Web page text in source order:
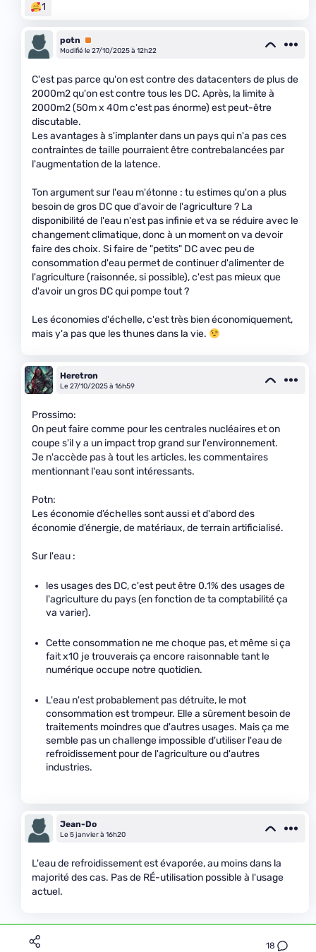
18
1
potn
Premium
Modifié le 27/10/2025 à 12h22
C'est pas parce qu'on est contre des datacenters de plus de
2000m2 qu'on est contre tous les DC. Après, la limite à
2000m2 (50m x 40m c'est pas énorme) est peut-être
discutable.
Les avantages à s'implanter dans un pays qui n'a pas ces
contraintes de taille pourraient être contrebalancées par
l'augmentation de la latence.
Ton argument sur l'eau m'étonne : tu estimes qu'on a plus
besoin de gros DC que d'avoir de l'agriculture ? La
disponibilité de l'eau n'est pas infinie et va se réduire avec le
changement climatique, donc à un moment on va devoir
faire des choix. Si faire de "petits" DC avec peu de
consommation d'eau permet de continuer d'alimenter de
l'agriculture (raisonnée, si possible), c'est pas mieux que
d'avoir un gros DC qui pompe tout ?
Les économies d'échelle, c'est très bien économiquement,
mais y'a pas que les thunes dans la vie.
Heretron
Le 27/10/2025 à 16h59
Prossimo:
On peut faire comme pour les centrales nucléaires et on
coupe s'il y a un impact trop grand sur l'environnement.
Je n'accède pas à tout les articles, les commentaires
mentionnant l'eau sont intéressants.
Potn:
Les économie d’échelles sont aussi et d'abord des
économie d’énergie, de matériaux, de terrain artificialisé.
Sur l'eau :
les usages des DC, c'est peut être 0.1% des usages de
l'agriculture du pays (en fonction de ta comptabilité ça
va varier).
Cette consommation ne me choque pas, et même si ça
fait x10 je trouverais ça encore raisonnable tant le
numérique occupe notre quotidien.
L'eau n'est probablement pas détruite, le mot
consommation est trompeur. Elle a sûrement besoin de
traitements moindres que d'autres usages. Mais ça me
semble pas un challenge impossible d'utiliser l'eau de
refroidissement pour de l'agriculture ou d'autres
industries.
Jean-Do
Le 5 janvier à 16h20
L'eau de refroidissement est évaporée, au moins dans la
majorité des cas. Pas de RÉ-utilisation possible à l'usage
actuel.